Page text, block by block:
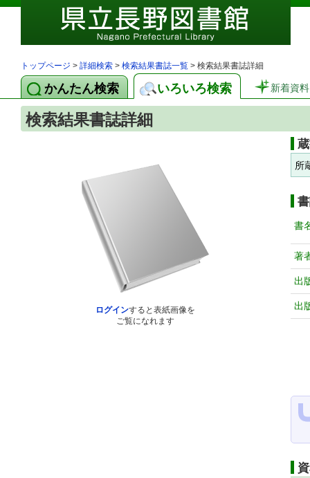
トップページ > 詳細検索 > 検索結果書誌一覧 > 検索結果書誌詳細
かんたん検索 いろいろ検索 新着資料
検索結果書誌詳細
ログインすると表紙画像を
ご覧になれます
所
書
著
出
出